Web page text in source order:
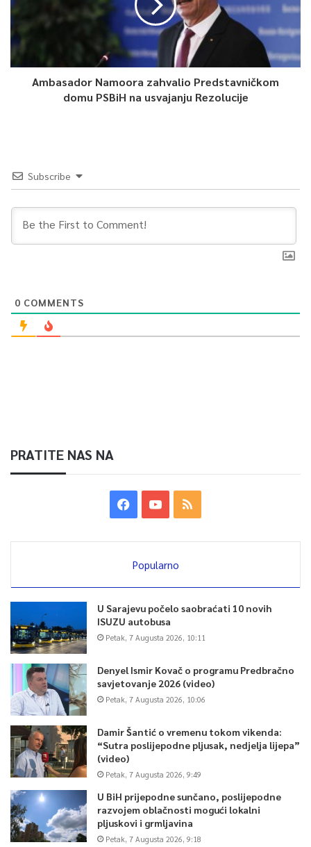
arapsko-islamski samit kako bi se osigurao jedinstven odgovor
na izraelsku agresiju i potvrdila primat međunarodnog prava i
Povelje UN-a.
0
Ambasador Namoora zahvalio Predstavničkom
domu PSBiH na usvajanju Rezolucije
Subscribe
0 COMMENTS
PRATITE NAS NA
Popularno
U Sarajevu počelo saobraćati 10 novih
ISUZU autobusa
Petak, 7 Augusta 2026, 10:11
Denyel Ismir Kovač o programu Predbračno
savjetovanje 2026 (video)
Petak, 7 Augusta 2026, 10:06
Damir Šantić o vremenu tokom vikenda:
“Sutra poslijepodne pljusak, nedjelja lijepa”
(video)
Petak, 7 Augusta 2026, 9:49
U BiH prijepodne sunčano, poslijepodne
razvojem oblačnosti mogući lokalni
pljuskovi i grmljavina
Petak, 7 Augusta 2026, 9:18